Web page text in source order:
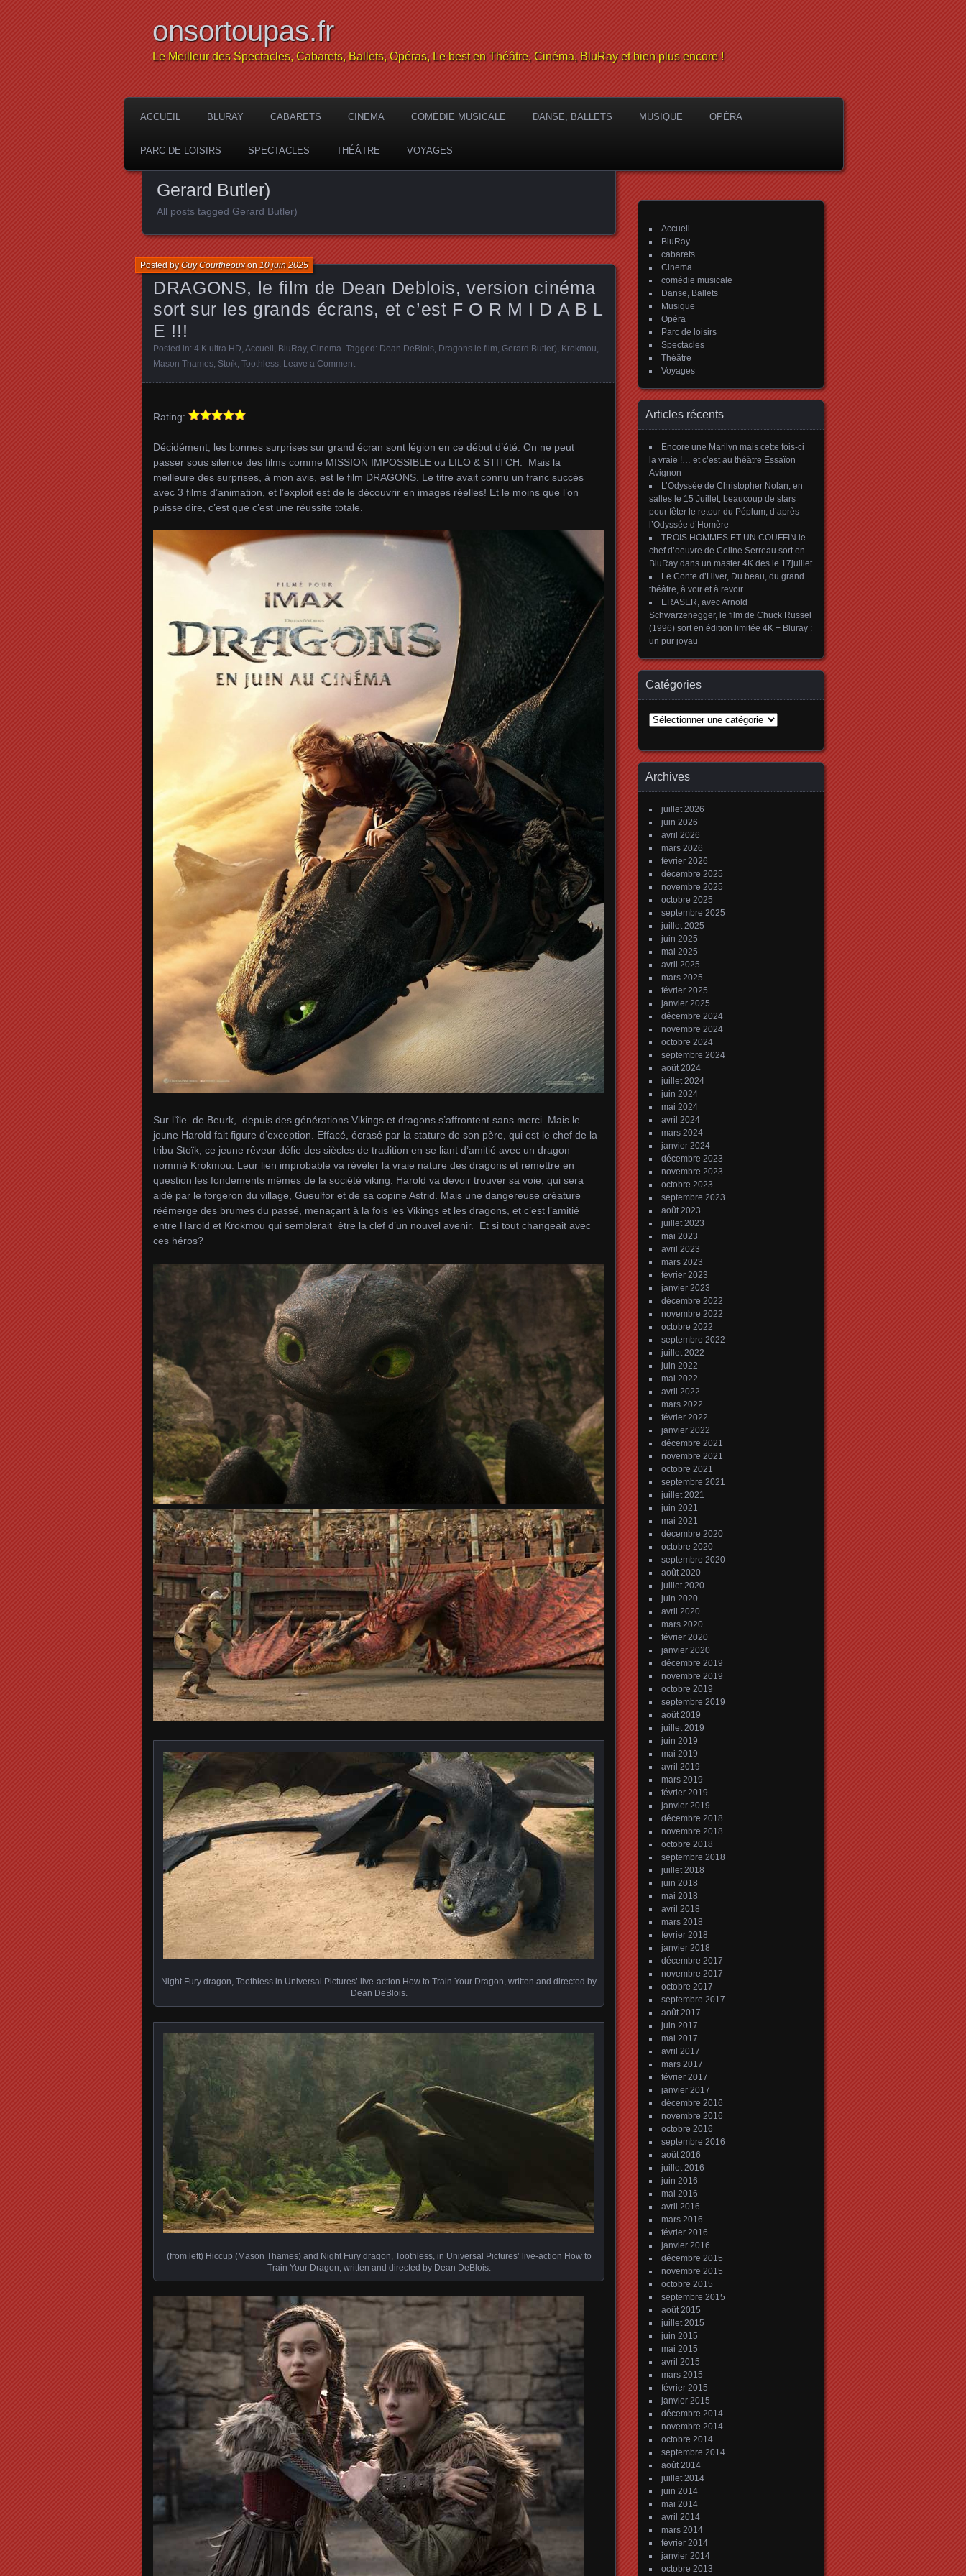
onsortoupas.fr
Le Meilleur des Spectacles, Cabarets, Ballets, Opéras, Le best en Théâtre, Cinéma, BluRay et bien plus encore !
ACCUEIL BLURAY CABARETS CINEMA COMÉDIE MUSICALE DANSE, BALLETS MUSIQUE OPÉRA
PARC DE LOISIRS SPECTACLES THÉÂTRE VOYAGES
Gerard Butler)
All posts tagged Gerard Butler)
DRAGONS, le film de Dean Deblois, version cinéma
sort sur les grands écrans, et c’est F O R M I D A B L
E !!!
Posted byGuy Courtheouxon 10 juin 2025
Posted in: 4 K ultra HD Accueil BluRay, Cinema . Tagged: Dean DeBlois Dragons le film Gerard Butler) Krokmou
Mason Thames Stoïk Toothless Leave a Comment
Rating:
Décidément, les bonnes surprises sur grand écran sont légion en ce début d’été. On ne peut
passer sous silence des films comme MISSION IMPOSSIBLE ou LILO & STITCH. Mais la
meilleure des surprises, à mon avis, est le film DRAGONS. Le titre avait connu un franc succès
avec 3 films d’animation, et l’exploit est de le découvrir en images réelles! Et le moins que l’on
puisse dire, c’est que c’est une réussite totale.
Sur l’île de Beurk, depuis des générations Vikings et dragons s’affrontent sans merci. Mais le
jeune Harold fait figure d’exception. Effacé, écrasé par la stature de son père, qui est le chef de la
tribu Stoïk, ce jeune rêveur défie des siècles de tradition en se liant d’amitié avec un dragon
nommé Krokmou. Leur lien improbable va révéler la vraie nature des dragons et remettre en
question les fondements mêmes de la société viking. Harold va devoir trouver sa voie, qui sera
aidé par le forgeron du village, Gueulfor et de sa copine Astrid. Mais une dangereuse créature
réémerge des brumes du passé, menaçant à la fois les Vikings et les dragons, et c’est l’amitié
entre Harold et Krokmou qui semblerait être la clef d’un nouvel avenir. Et si tout changeait avec
ces héros?
Night Fury dragon, Toothless in Universal Pictures’ live-action How to Train Your Dragon, written and directed by
Dean DeBlois.
(from left) Hiccup (Mason Thames) and Night Fury dragon, Toothless, in Universal Pictures’ live-action How to
Train Your Dragon, written and directed by Dean DeBlois.
Accueil
BluRay
cabarets
Cinema
comédie musicale
Danse, Ballets
Musique
Opéra
Parc de loisirs
Spectacles
Théâtre
Voyages
Articles récents
Encore une Marilyn mais cette fois-ci
la vraie !… et c’est au théâtre Essaïon
Avignon
L’Odyssée de Christopher Nolan, en
salles le 15 Juillet, beaucoup de stars
pour fêter le retour du Péplum, d’après
l’Odyssée d’Homère
TROIS HOMMES ET UN COUFFIN le
chef d’oeuvre de Coline Serreau sort en
BluRay dans un master 4K des le 17juillet
Le Conte d’Hiver, Du beau, du grand
théâtre, à voir et à revoir
ERASER, avec Arnold
Schwarzenegger, le film de Chuck Russel
(1996) sort en édition limitée 4K + Bluray :
un pur joyau
Catégories
Catégories
Archives
juillet 2026
juin 2026
avril 2026
mars 2026
février 2026
décembre 2025
novembre 2025
octobre 2025
septembre 2025
juillet 2025
juin 2025
mai 2025
avril 2025
mars 2025
février 2025
janvier 2025
décembre 2024
novembre 2024
octobre 2024
septembre 2024
août 2024
juillet 2024
juin 2024
mai 2024
avril 2024
mars 2024
janvier 2024
décembre 2023
novembre 2023
octobre 2023
septembre 2023
août 2023
juillet 2023
mai 2023
avril 2023
mars 2023
février 2023
janvier 2023
décembre 2022
novembre 2022
octobre 2022
septembre 2022
juillet 2022
juin 2022
mai 2022
avril 2022
mars 2022
février 2022
janvier 2022
décembre 2021
novembre 2021
octobre 2021
septembre 2021
juillet 2021
juin 2021
mai 2021
décembre 2020
octobre 2020
septembre 2020
août 2020
juillet 2020
juin 2020
avril 2020
mars 2020
février 2020
janvier 2020
décembre 2019
novembre 2019
octobre 2019
septembre 2019
août 2019
juillet 2019
juin 2019
mai 2019
avril 2019
mars 2019
février 2019
janvier 2019
décembre 2018
novembre 2018
octobre 2018
septembre 2018
juillet 2018
juin 2018
mai 2018
avril 2018
mars 2018
février 2018
janvier 2018
décembre 2017
novembre 2017
octobre 2017
septembre 2017
août 2017
juin 2017
mai 2017
avril 2017
mars 2017
février 2017
janvier 2017
décembre 2016
novembre 2016
octobre 2016
septembre 2016
août 2016
juillet 2016
juin 2016
mai 2016
avril 2016
mars 2016
février 2016
janvier 2016
décembre 2015
novembre 2015
octobre 2015
septembre 2015
août 2015
juillet 2015
juin 2015
mai 2015
avril 2015
mars 2015
février 2015
janvier 2015
décembre 2014
novembre 2014
octobre 2014
septembre 2014
août 2014
juillet 2014
juin 2014
mai 2014
avril 2014
mars 2014
février 2014
janvier 2014
octobre 2013